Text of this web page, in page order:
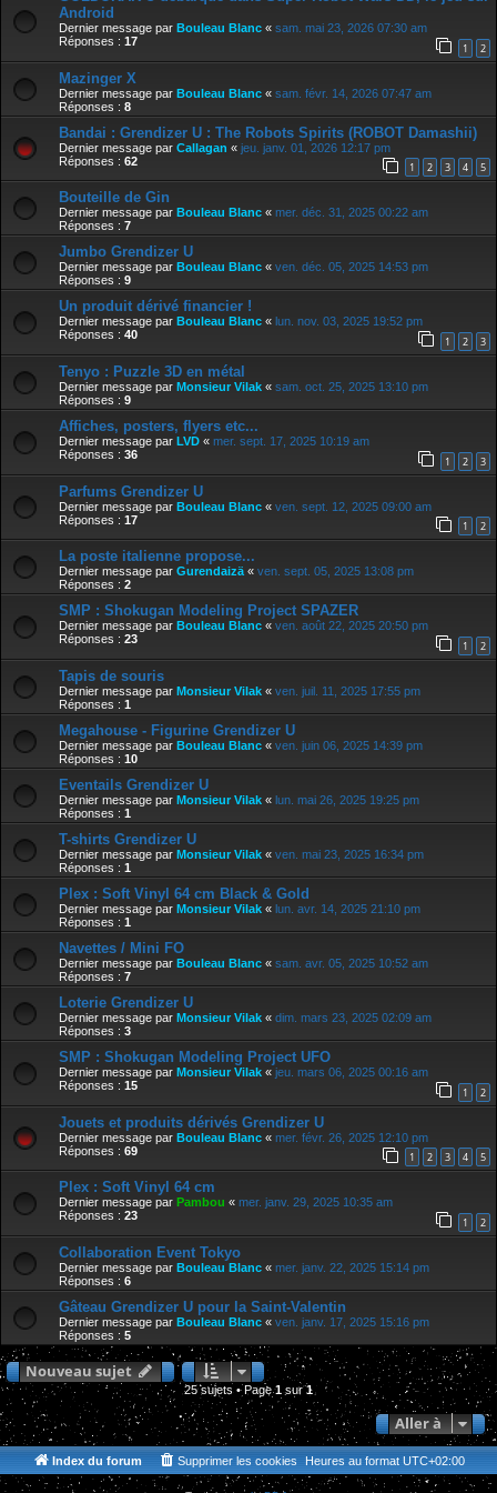
Android
Dernier message par Bouleau Blanc « sam. mai 23, 2026 07:30 am
Réponses : 17 1 2
Mazinger X
Dernier message par Bouleau Blanc « sam. févr. 14, 2026 07:47 am
Réponses : 8
Bandai : Grendizer U : The Robots Spirits (ROBOT Damashii)
Dernier message par Callagan « jeu. janv. 01, 2026 12:17 pm
Réponses : 62 1 2 3 4 5
Bouteille de Gin
Dernier message par Bouleau Blanc « mer. déc. 31, 2025 00:22 am
Réponses : 7
Jumbo Grendizer U
Dernier message par Bouleau Blanc « ven. déc. 05, 2025 14:53 pm
Réponses : 9
Un produit dérivé financier !
Dernier message par Bouleau Blanc « lun. nov. 03, 2025 19:52 pm
Réponses : 40 1 2 3
Tenyo : Puzzle 3D en métal
Dernier message par Monsieur Vilak « sam. oct. 25, 2025 13:10 pm
Réponses : 9
Affiches, posters, flyers etc...
Dernier message par LVD « mer. sept. 17, 2025 10:19 am
Réponses : 36 1 2 3
Parfums Grendizer U
Dernier message par Bouleau Blanc « ven. sept. 12, 2025 09:00 am
Réponses : 17 1 2
La poste italienne propose...
Dernier message par Gurendaizä « ven. sept. 05, 2025 13:08 pm
Réponses : 2
SMP : Shokugan Modeling Project SPAZER
Dernier message par Bouleau Blanc « ven. août 22, 2025 20:50 pm
Réponses : 23 1 2
Tapis de souris
Dernier message par Monsieur Vilak « ven. juil. 11, 2025 17:55 pm
Réponses : 1
Megahouse - Figurine Grendizer U
Dernier message par Bouleau Blanc « ven. juin 06, 2025 14:39 pm
Réponses : 10
Eventails Grendizer U
Dernier message par Monsieur Vilak « lun. mai 26, 2025 19:25 pm
Réponses : 1
T-shirts Grendizer U
Dernier message par Monsieur Vilak « ven. mai 23, 2025 16:34 pm
Réponses : 1
Plex : Soft Vinyl 64 cm Black & Gold
Dernier message par Monsieur Vilak « lun. avr. 14, 2025 21:10 pm
Réponses : 1
Navettes / Mini FO
Dernier message par Bouleau Blanc « sam. avr. 05, 2025 10:52 am
Réponses : 7
Loterie Grendizer U
Dernier message par Monsieur Vilak « dim. mars 23, 2025 02:09 am
Réponses : 3
SMP : Shokugan Modeling Project UFO
Dernier message par Monsieur Vilak « jeu. mars 06, 2025 00:16 am
Réponses : 15 1 2
Jouets et produits dérivés Grendizer U
Dernier message par Bouleau Blanc « mer. févr. 26, 2025 12:10 pm
Réponses : 69 1 2 3 4 5
Plex : Soft Vinyl 64 cm
Dernier message par Pambou « mer. janv. 29, 2025 10:35 am
Réponses : 23 1 2
Collaboration Event Tokyo
Dernier message par Bouleau Blanc « mer. janv. 22, 2025 15:14 pm
Réponses : 6
Gâteau Grendizer U pour la Saint-Valentin
Dernier message par Bouleau Blanc « ven. janv. 17, 2025 15:16 pm
Réponses : 5
Nouveau sujet
25 sujets • Page1 sur1
Aller à
Index du forum Heures au format UTC+02:00
Supprimer les cookies